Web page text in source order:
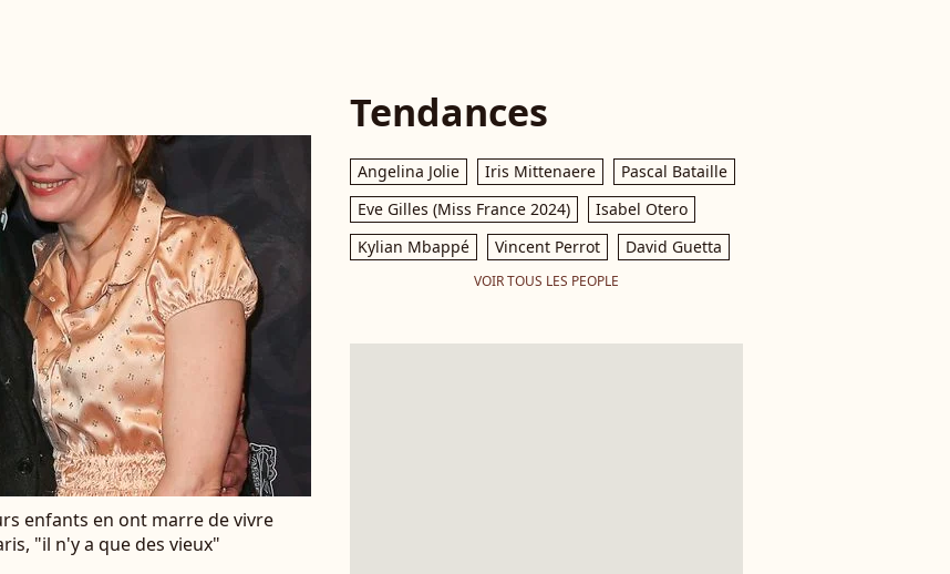
enfants en ont marre de vivre
"il n'y a que des vieux"
Tendances
Angelina Jolie Iris Mittenaere
Pascal Bataille
Eve Gilles (Miss France 2024)
Isabel Otero
Kylian Mbappé
Vincent Perrot David Guetta
VOIR TOUS LES PEOPLE